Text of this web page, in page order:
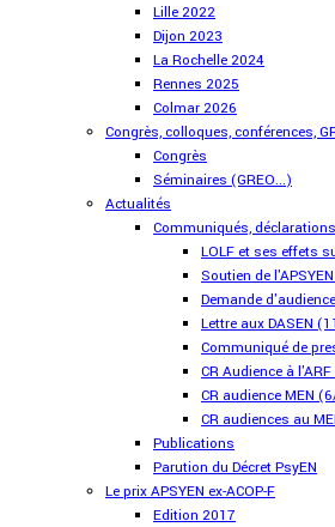
Lille 2022
Dijon 2023
La Rochelle 2024
Rennes 2025
Colmar 2026
Congrès, colloques, conférences,
Congrès
Séminaires (GREO...)
Actualités
Communiqués,
LOLF et ses effets
Soutien de
Demande
Lettre aux DASEN
Communiqué de
CR Audience à
CR audience MEN
CR audiences au
Publications
Parution du Décret PsyEN
Le prix APSYEN ex-ACOP-F
Edition 2017